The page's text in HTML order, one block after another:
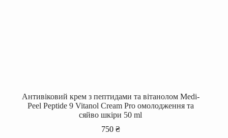
Антивіковий крем з пептидами та вітанолом Medi-
Peel Peptide 9 Vitanol Cream Pro омолодження та
сяйво шкіри 50 ml
750 ₴